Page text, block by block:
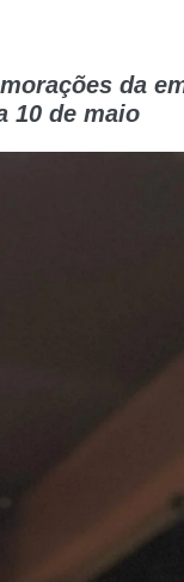
da
10 de maio